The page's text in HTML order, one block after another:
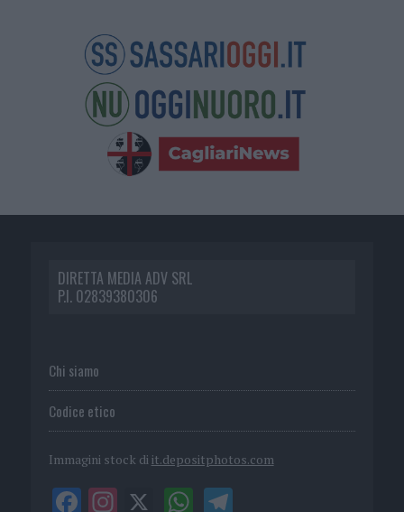
DIRETTA MEDIA ADV SRL
P.I. 02839380306
Chi siamo
Codice etico
Immagini stock di it.depositphotos.com